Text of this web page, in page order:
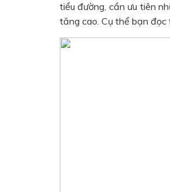
tiểu đường, cần ưu tiên
tăng cao. Cụ thể bạn đọc